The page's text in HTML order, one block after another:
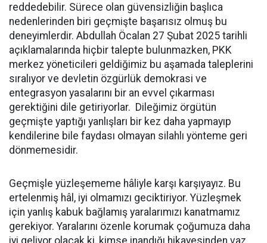
reddedebilir. Sürece olan güvensizliğin başlıca
nedenlerinden biri geçmişte başarısız olmuş bu
deneyimlerdir. Abdullah Öcalan 27 Şubat 2025 tarihli
açıklamalarında hiçbir talepte bulunmazken, PKK
merkez yöneticileri geldiğimiz bu aşamada taleplerini
sıralıyor ve devletin özgürlük demokrasi ve
entegrasyon yasalarını bir an evvel çıkarması
gerektiğini dile getiriyorlar. Dileğimiz örgütün
geçmişte yaptığı yanlışları bir kez daha yapmayıp
kendilerine bile faydası olmayan silahlı yönteme geri
dönmemesidir.
Geçmişle yüzleşememe hâliyle karşı karşıyayız. Bu
ertelenmiş hâl, iyi olmamızı geciktiriyor. Yüzleşmek
için yanlış kabuk bağlamış yaralarımızı kanatmamız
gerekiyor. Yaralarını özenle korumak çoğumuza daha